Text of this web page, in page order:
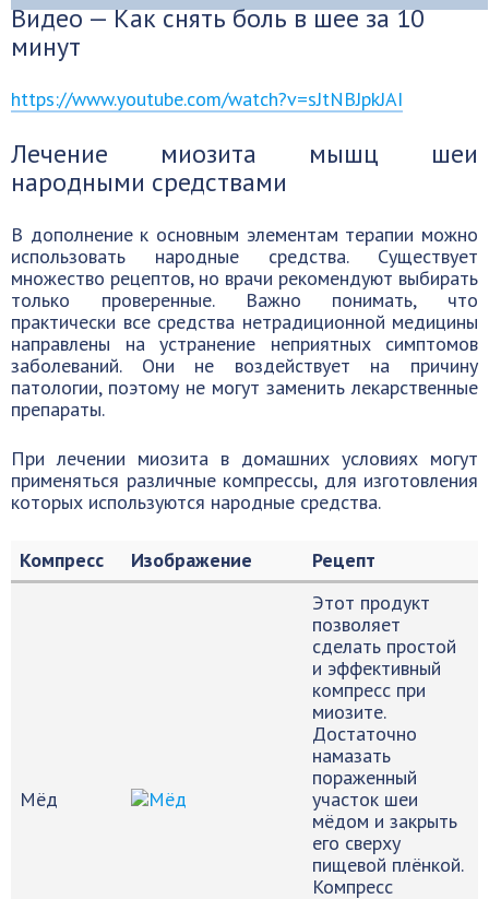
Видео — Как снять боль в шее за 10
минут
https://www.youtube.com/watch?v=sJtNBJpkJAI
Лечение миозита мышц шеи
народными средствами
В дополнение к основным элементам терапии можно
использовать народные средства. Существует
множество рецептов, но врачи рекомендуют выбирать
только проверенные. Важно понимать, что
практически все средства нетрадиционной медицины
направлены на устранение неприятных симптомов
заболеваний. Они не воздействует на причину
патологии, поэтому не могут заменить лекарственные
препараты.
При лечении миозита в домашних условиях могут
применяться различные компрессы, для изготовления
которых используются народные средства.
Компресс Изображение Рецепт
Мёд
Этот продукт
позволяет
сделать простой
и эффективный
компресс при
миозите.
Достаточно
намазать
пораженный
участок шеи
мёдом и закрыть
его сверху
пищевой плёнкой.
Компресс